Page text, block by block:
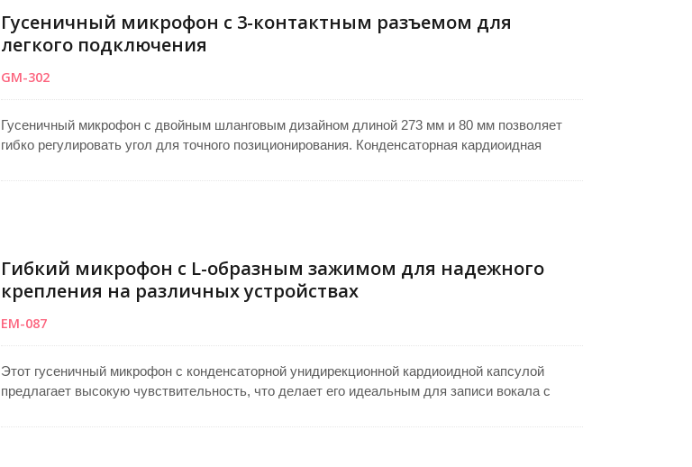
Гусеничный микрофон с 3-контактным разъемом для
легкого подключения
GM-302
Гусеничный микрофон с двойным шланговым дизайном длиной 273 мм и 80 мм позволяет
гибко регулировать угол для точного позиционирования. Конденсаторная кардиоидная
нежелательный фоновый шум, обеспечивая четкую и сфокусированную запись звука.
Гибкий микрофон с L-образным зажимом для надежного
крепления на различных устройствах
EM-087
Этот гусеничный микрофон с конденсаторной унидирекционной кардиоидной капсулой
предлагает высокую чувствительность, что делает его идеальным для записи вокала с
или микрофон для лекционного стола, он обеспечивает точный захват голоса, уменьшая